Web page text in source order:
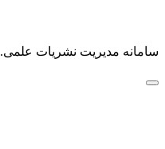
سامانه مدیریت نشریات علمی.